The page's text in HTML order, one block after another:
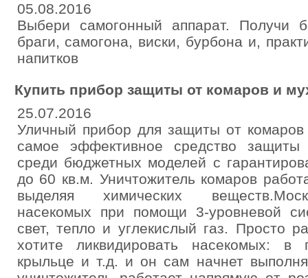
05.08.2016
Выбери самогонный аппарат. Получи
браги, самогона, виски, бурбона и,
напитков
Купить прибор защиты от комаров и
25.07.2016
Уличный прибор для защиты от
самое эффективное средство
среди бюджетных моделей с
до 60 кв.м. Уничтожитель комаров
выделяя химических
насекомых при помощи 3-уровневой
свет, тепло и углекислый газ. Просто
хотите ликвидировать насекомых:
крыльце и т.д. и он сам начнет